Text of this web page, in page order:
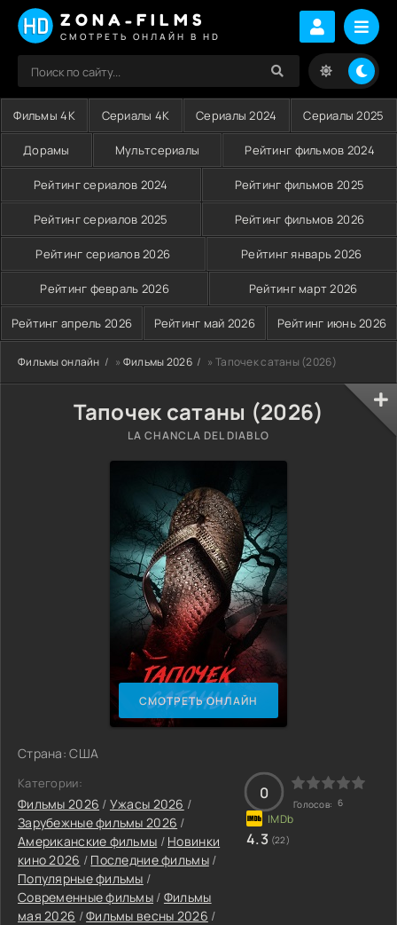
ZONA-FILMS
СМОТРЕТЬ ОНЛАЙН В HD
Фильмы 4K Сериалы 4K Сериалы 2024 Сериалы 2025
Дорамы Мультсериалы Рейтинг фильмов 2024
Рейтинг сериалов 2024 Рейтинг фильмов 2025
Рейтинг сериалов 2025 Рейтинг фильмов 2026
Рейтинг сериалов 2026 Рейтинг январь 2026
Рейтинг февраль 2026 Рейтинг март 2026
Рейтинг апрель 2026 Рейтинг май 2026 Рейтинг июнь 2026
Фильмы онлайн » Фильмы 2026 » Тапочек сатаны (2026)
Тапочек сатаны (2026)
LA CHANCLA DEL DIABLO
СМОТРЕТЬ ОНЛАЙН
Страна: США
Категории:
Фильмы 2026 / Ужасы 2026 /
Зарубежные фильмы 2026 /
Американские фильмы / Новинки
кино 2026 / Последние фильмы/
Популярные фильмы /
Современные фильмы / Фильмы
мая 2026 /Фильмы весны 2026 /
0
Голосов: 6
4.3 (22)